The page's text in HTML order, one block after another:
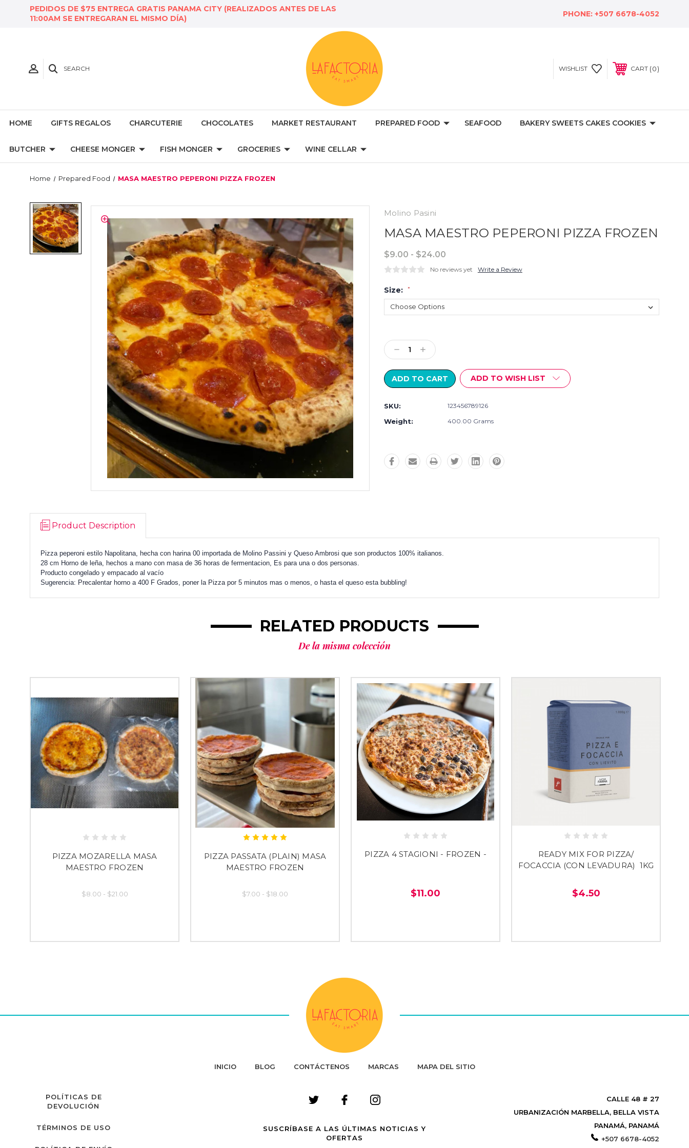
PEDIDOS DE $75 ENTREGA GRATIS PANAMA CITY (REALIZADOS ANTES DE LAS
11:00AM SE ENTREGARAN EL MISMO DÍA)
PHONE: +507 6678-4052
SEARCH WISHLIST CART 0
HOME GIFTS REGALOS CHARCUTERIE CHOCOLATES MARKET RESTAURANT PREPARED FOOD SEAFOOD BAKERY SWEETS CAKES COOKIES
BUTCHER CHEESE MONGER FISH MONGER GROCERIES WINE CELLAR
Home Prepared Food MASA MAESTRO PEPERONI PIZZA FROZEN
Molino Pasini
MASA MAESTRO PEPERONI PIZZA FROZEN
$9.00 - $24.00
No reviews yet Write a Review
Size: *
Stock:
Decrease
Quantity:
Increase
Quantity:
ADD TO WISH LIST
SKU: 123456789126
Weight: 400.00 Grams
Product Description
Pizza peperoni estilo Napolitana, hecha con harina 00 importada de Molino Passini y Queso Ambrosi que son productos 100% italianos.
28 cm Horno de leña, hechos a mano con masa de 36 horas de fermentacion, Es para una o dos personas.
Producto congelado y empacado al vacío
Sugerencia: Precalentar horno a 400 F Grados, poner la Pizza por 5 minutos mas o menos, o hasta el queso esta bubbling!
RELATED PRODUCTS
De la misma colección
PIZZA MOZARELLA MASA
MAESTRO FROZEN
$8.00 - $21.00
PIZZA PASSATA (PLAIN) MASA
MAESTRO FROZEN
$7.00 - $18.00
PIZZA 4 STAGIONI - FROZEN -
$11.00
READY MIX FOR PIZZA/
FOCACCIA (CON LEVADURA) 1KG
$4.50
INICIO BLOG CONTÁCTENOS MARCAS MAPA DEL SITIO
POLÍTICAS DE
DEVOLUCIÓN
TÉRMINOS DE USO
SUSCRÍBASE A LAS ÚLTIMAS NOTICIAS Y
OFERTAS
CALLE 48 # 27
URBANIZACIÓN MARBELLA, BELLA VISTA
PANAMÁ, PANAMÁ
+507 6678-4052